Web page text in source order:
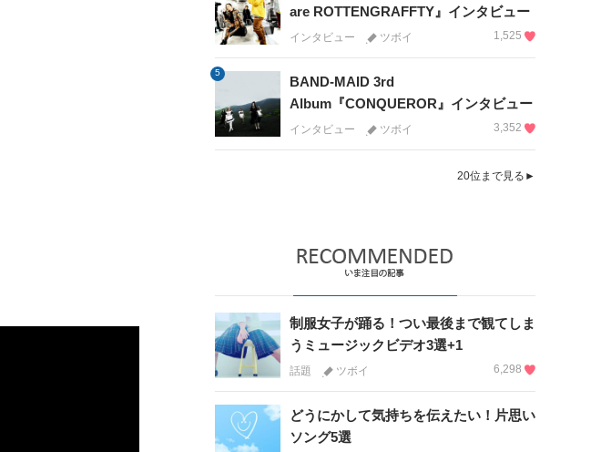
are ROTTENGRAFFTY』インタビュー
インタビュー ツボイ 1,525
5
BAND-MAID 3rd
Album『CONQUEROR』インタビュー
インタビュー ツボイ 3,352
20位まで見る►
制服女子が踊る！つい最後まで観てしま
うミュージックビデオ3選+1
話題 ツボイ 6,298
どうにかして気持ちを伝えたい！片思い
ソング5選